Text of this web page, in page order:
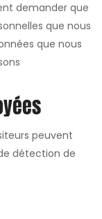
demander que
que nous
que nous
peuvent
détection de